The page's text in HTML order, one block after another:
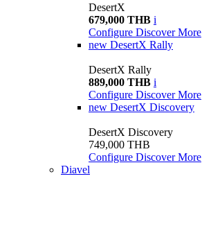
DesertX
679,000 THB i
Configure Discover More
new DesertX Rally
DesertX Rally
889,000 THB i
Configure Discover More
new DesertX Discovery
DesertX Discovery
749,000 THB
Configure Discover More
Diavel